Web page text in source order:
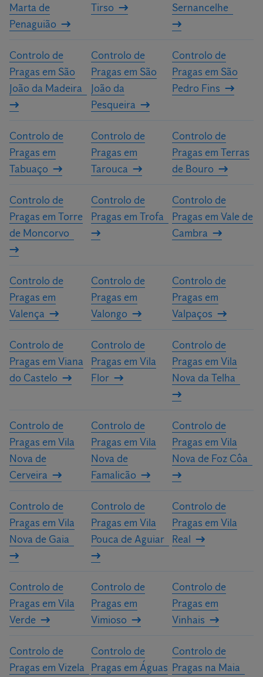
Marta de
Penaguião
Tirso Sernancelhe
Controlo de
Pragas em São
João da Madeira
Controlo de
Pragas em São
João da
Pesqueira
Controlo de
Pragas em São
Pedro Fins
Controlo de
Pragas em
Tabuaço
Controlo de
Pragas em
Tarouca
Controlo de
Pragas em Terras
de Bouro
Controlo de
Pragas em Torre
de Moncorvo
Controlo de
Pragas em Trofa
Controlo de
Pragas em Vale de
Cambra
Controlo de
Pragas em
Valença
Controlo de
Pragas em
Valongo
Controlo de
Pragas em
Valpaços
Controlo de
Pragas em Viana
do Castelo
Controlo de
Pragas em Vila
Flor
Controlo de
Pragas em Vila
Nova da Telha
Controlo de
Pragas em Vila
Nova de
Cerveira
Controlo de
Pragas em Vila
Nova de
Famalicão
Controlo de
Pragas em Vila
Nova de Foz Côa
Controlo de
Pragas em Vila
Nova de Gaia
Controlo de
Pragas em Vila
Pouca de Aguiar
Controlo de
Pragas em Vila
Real
Controlo de
Pragas em Vila
Verde
Controlo de
Pragas em
Vimioso
Controlo de
Pragas em
Vinhais
Controlo de
Pragas em Vizela
Controlo de
Pragas em Águas
Controlo de
Pragas na Maia